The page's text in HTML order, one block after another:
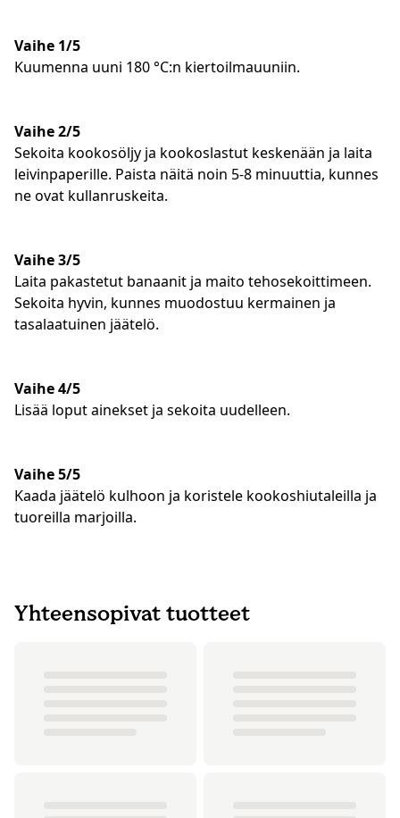
Vaihe 1/5
Kuumenna uuni 180 °C:n kiertoilmauuniin.
Vaihe 2/5
Sekoita kookosöljy ja kookoslastut keskenään ja laita
leivinpaperille. Paista näitä noin 5-8 minuuttia, kunnes
ne ovat kullanruskeita.
Vaihe 3/5
Laita pakastetut banaanit ja maito tehosekoittimeen.
Sekoita hyvin, kunnes muodostuu kermainen ja
tasalaatuinen jäätelö.
Vaihe 4/5
Lisää loput ainekset ja sekoita uudelleen.
Vaihe 5/5
Kaada jäätelö kulhoon ja koristele kookoshiutaleilla ja
tuoreilla marjoilla.
Yhteensopivat tuotteet